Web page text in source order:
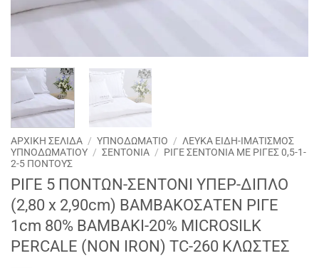
ΑΡΧΙΚΉ ΣΕΛΊΔΑ / ΥΠΝΟΔΩΜΑΤΙΟ / ΛΕΥΚΑ ΕΙΔΗ-ΙΜΑΤΙΣΜΟΣ
ΥΠΝΟΔΩΜΑΤΙΟΥ / ΣΕΝΤΟΝΙΑ / ΡΙΓΕ ΣΕΝΤΟΝΙΑ ΜΕ ΡΙΓΕΣ 0,5-1-
2-5 ΠΟΝΤΟΥΣ
ΡΙΓΕ 5 ΠΟΝΤΩΝ-ΣΕΝΤΟΝΙ ΥΠΕΡ-ΔΙΠΛΟ
(2,80 x 2,90cm) ΒΑΜΒΑΚΟΣΑΤΕΝ ΡΙΓΕ
1cm 80% BAMBAKI-20% MICROSILK
PERCALE (ΝΟΝ ΙRON) TC-260 ΚΛΩΣΤΕΣ